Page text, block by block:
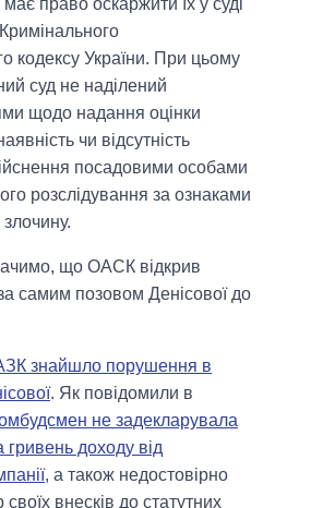
право оскаржити їх у суді
кодексу України. При цьому
суд не наділений
щодо надання оцінки
чи відсутність
посадовими особами
розслідування за ознаками
що ОАСК відкрив
самим позовом Денісової до
знайшло порушення в
. Як повідомили в
не задекларувала
гривень доходу від
, а також недостовірно
своїх внесків до статутних